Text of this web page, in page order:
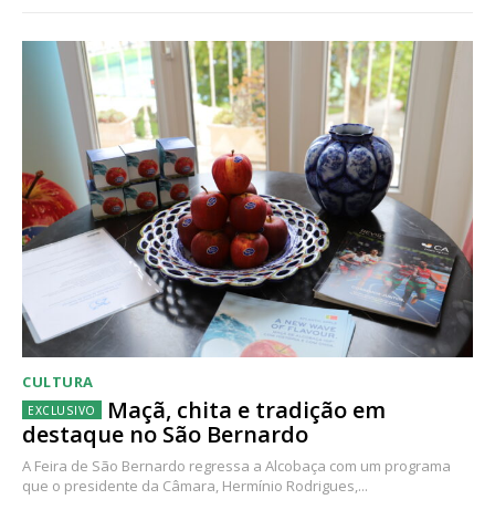
CULTURA
Maçã, chita e tradição em
destaque no São Bernardo
A Feira de São Bernardo regressa a Alcobaça com um programa
que o presidente da Câmara, Hermínio Rodrigues,...